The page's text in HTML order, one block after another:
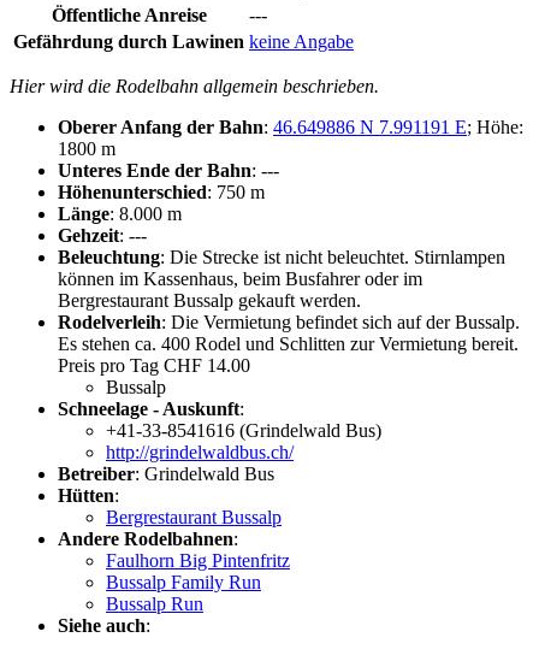
Öffentliche Anreise
---
Gefährdung durch Lawinen keine Angabe
Hier wird die Rodelbahn allgemein beschrieben.
Oberer Anfang der Bahn: 46.649886 N 7.991191 E; Höhe:
1800 m
Unteres Ende der Bahn: ---
Höhenunterschied: 750 m
Länge: 8.000 m
Gehzeit: ---
Beleuchtung: Die Strecke ist nicht beleuchtet. Stirnlampen
können im Kassenhaus, beim Busfahrer oder im
Bergrestaurant Bussalp gekauft werden.
Rodelverleih: Die Vermietung befindet sich auf der Bussalp.
Es stehen ca. 400 Rodel und Schlitten zur Vermietung bereit.
Preis pro Tag CHF 14.00
Bussalp
Schneelage - Auskunft:
+41-33-8541616 (Grindelwald Bus)
http://grindelwaldbus.ch/
Betreiber: Grindelwald Bus
Hütten:
Bergrestaurant Bussalp
Andere Rodelbahnen:
Faulhorn Big Pintenfritz
Bussalp Family Run
Bussalp Run
Siehe auch: